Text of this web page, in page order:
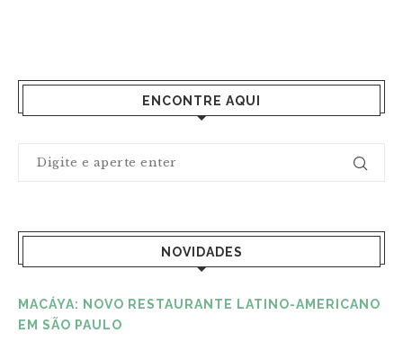
ENCONTRE AQUI
NOVIDADES
MACÁYA: NOVO RESTAURANTE LATINO-AMERICANO
EM SÃO PAULO